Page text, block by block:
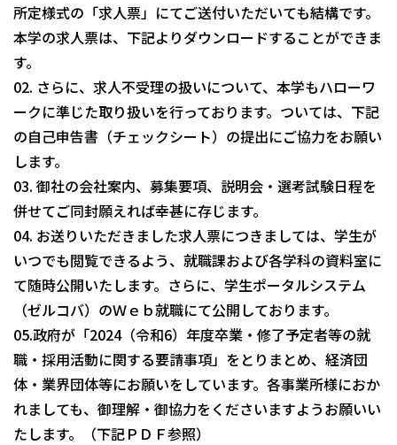
所定様式の「求人票」にてご送付いただいても結構です。
本学の求人票は、下記よりダウンロードすることができま
す。
02. さらに、求人不受理の扱いについて、本学もハローワ
ークに準じた取り扱いを行っております。ついては、下記
の自己申告書（チェックシート）の提出にご協力をお願い
します。
03. 御社の会社案内、募集要項、説明会・選考試験日程を
併せてご同封願えれば幸甚に存じます。
04. お送りいただきました求人票につきましては、学生が
いつでも閲覧できるよう、就職課および各学科の資料室に
て随時公開いたします。さらに、学生ポータルシステム
（ゼルコバ）のＷｅｂ就職にて公開しております。
05.政府が「2024（令和6）年度卒業・修了予定者等の就
職・採用活動に関する要請事項」をとりまとめ、経済団
体・業界団体等にお願いをしています。各事業所様におか
れましても、御理解・御協力をくださいますようお願いい
たします。（下記ＰＤＦ参照）